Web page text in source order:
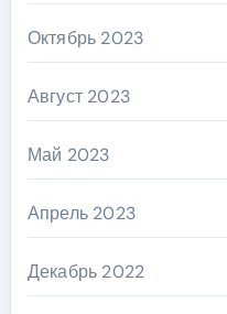
Октябрь 2023
Август 2023
Май 2023
Апрель 2023
Декабрь 2022